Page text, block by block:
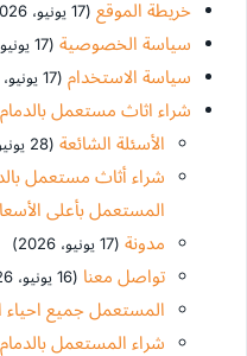
خريطة الموقع (17 يونيو، 2026)
سياسة الخصوصية (17 يونيو، 2026)
سياسة الاستخدام (17 يونيو، 2026)
شراء اثاث مستعمل بالدمام
الأسئلة الشائعة (28 يونيو، 2026)
شراء أثاث مستعمل
المستعمل بأعلى
مدونة (17 يونيو، 2026)
تواصل معنا (16 يونيو، 2026)
المستعمل جميع احياء
شراء المستعمل بالدمام